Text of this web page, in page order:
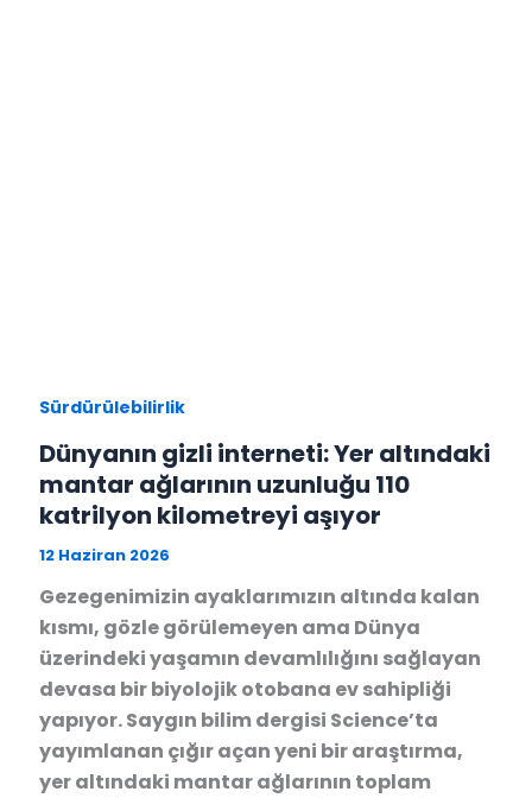
Sürdürülebilirlik
Dünyanın gizli interneti: Yer altındaki
mantar ağlarının uzunluğu 110
katrilyon kilometreyi aşıyor
12 Haziran 2026
Gezegenimizin ayaklarımızın altında kalan
kısmı, gözle görülemeyen ama Dünya
üzerindeki yaşamın devamlılığını sağlayan
devasa bir biyolojik otobana ev sahipliği
yapıyor. Saygın bilim dergisi Science’ta
yayımlanan çığır açan yeni bir araştırma,
yer altındaki mantar ağlarının toplam